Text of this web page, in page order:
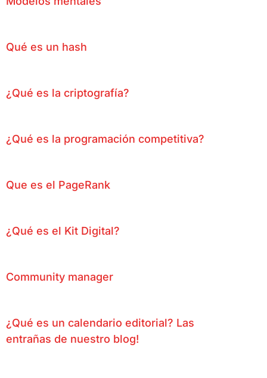
Qué es un hash
¿Qué es la criptografía?
¿Qué es la programación competitiva?
Que es el PageRank
¿Qué es el Kit Digital?
Community manager
¿Qué es un calendario editorial? Las
entrañas de nuestro blog!